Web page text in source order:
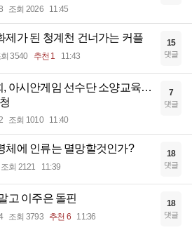
조회 2026 11:45
제가 된 청계천 건너가는 커플
3540 추천 1 11:43
15
댓글
, 아시안게임 선수단 소양교육…
조회 1010 11:40
7
댓글
체에 인류는 멸망할것인가?
조회 2121 11:39
18
댓글
고 이주은 돌핀
조회 3793 추천 6 11:36
18
댓글